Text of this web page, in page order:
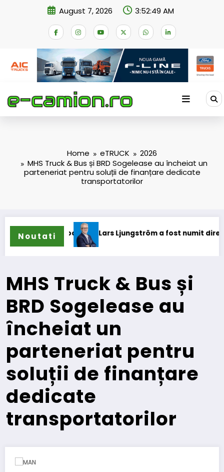
August 7, 2026 3:52:50 AM
Home eTRUCK
2026
MHS Truck & Bus și BRD Sogelease au încheiat un
parteneriat pentru soluții de finanțare dedicate
transportatorilor
Noutati
Lars Ljungström a fost numit director general (CFO)
MHS Truck & Bus și
BRD Sogelease au
încheiat un
parteneriat pentru
soluții de finanțare
dedicate
transportatorilor